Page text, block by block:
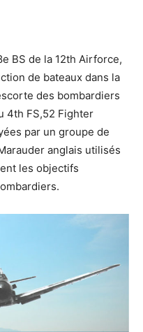
BS de la 12th Airforce,
de bateaux dans la
des bombardiers
4th FS,52 Fighter
par un groupe de
anglais utilisés
les objectifs